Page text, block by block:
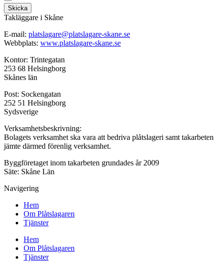
Skicka
Takläggare i Skåne
E-mail: platslagare@platslagare-skane.se
Webbplats: www.platslagare-skane.se
Kontor: Trintegatan
253 68 Helsingborg
Skånes län
Post: Sockengatan
252 51 Helsingborg
Sydsverige
Verksamhetsbeskrivning:
Bolagets verksamhet ska vara att bedriva plåtslageri samt takarbeten
jämte därmed förenlig verksamhet.
Byggföretaget inom takarbeten grundades år 2009
Säte: Skåne Län
Navigering
Hem
Om Plåtslagaren
Tjänster
Hem
Om Plåtslagaren
Tjänster